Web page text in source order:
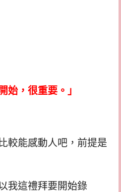
始，很重要。」
較能感動人吧，前提是
我這禮拜要開始錄